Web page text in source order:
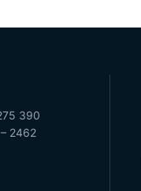
390
2462